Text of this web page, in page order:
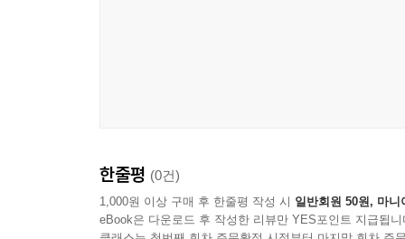
한줄평 (0건)
1,000원 이상 구매 후 한줄평 작성 시 일반회원 50원, 마니
eBook은 다운로드 후 작성한 리뷰만 YES포인트 지급됩니